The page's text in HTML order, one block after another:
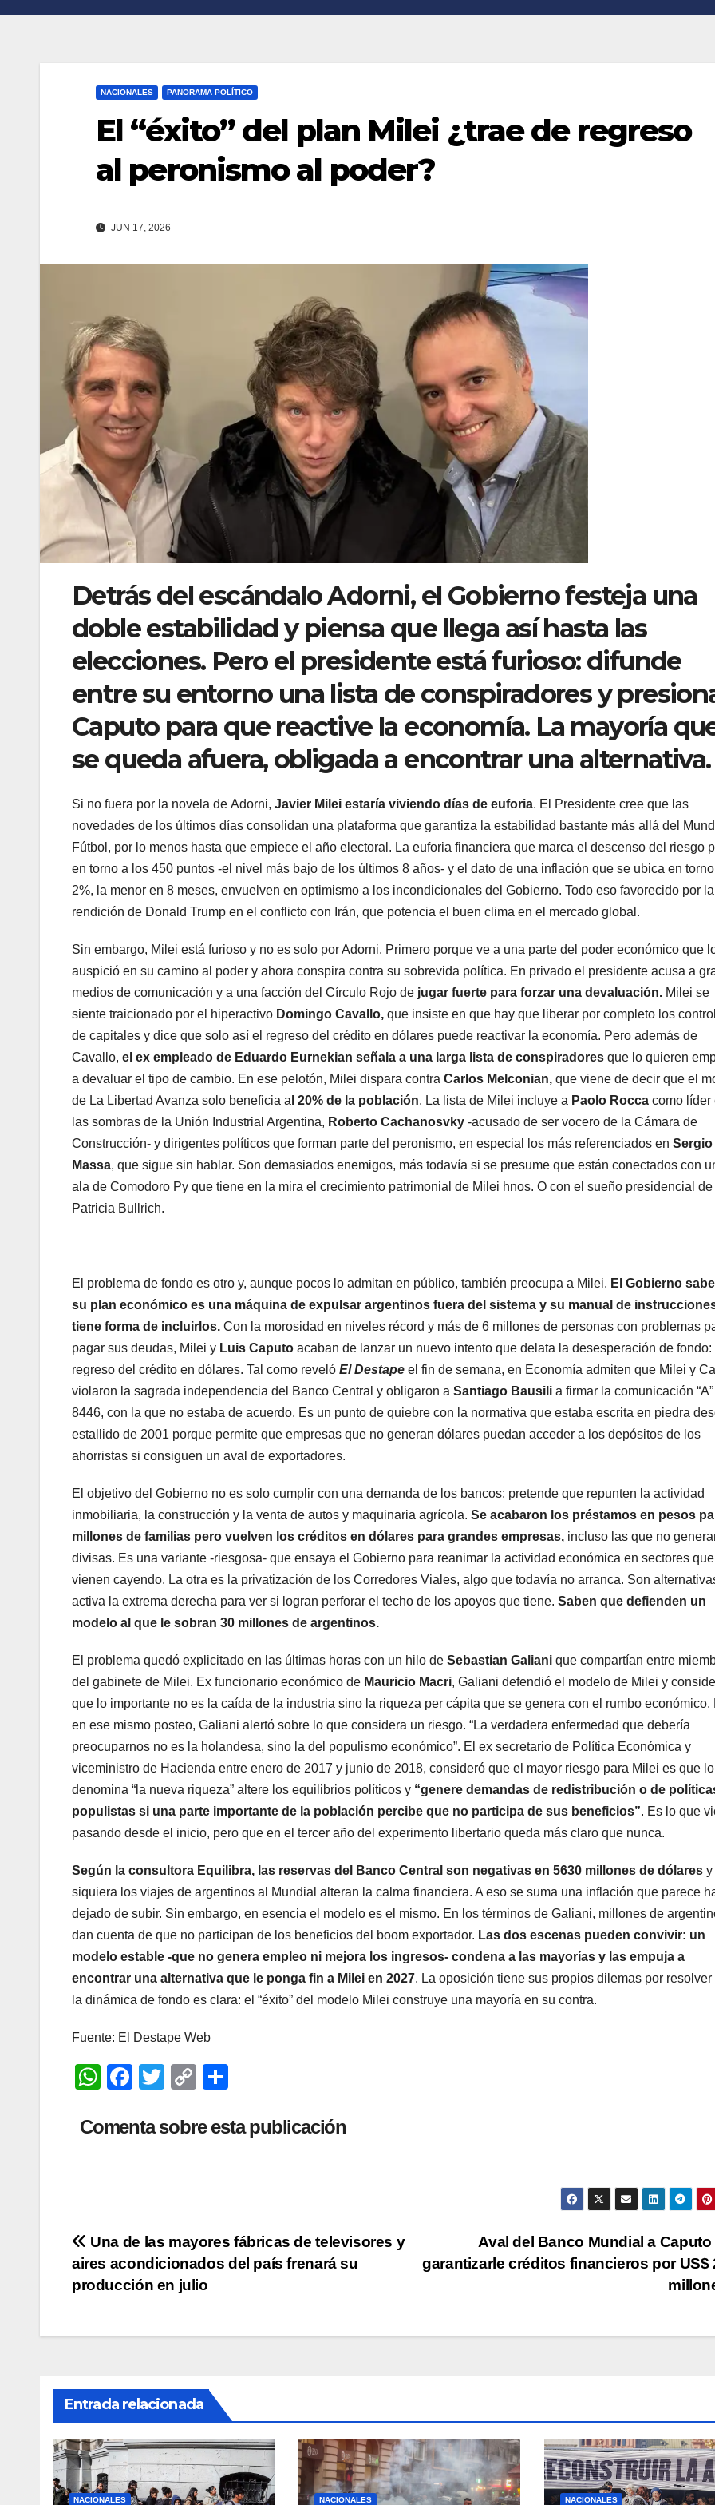
NACIONALES PANORAMA POLÍTICO
El “éxito” del plan Milei ¿trae de regreso
al peronismo al poder?
JUN 17, 2026
Detrás del escándalo Adorni, el Gobierno festeja una
doble estabilidad y piensa que llega así hasta las
elecciones. Pero el presidente está furioso: difunde
entre su entorno una lista de conspiradores y
Caputo para que reactive la economía. La mayoría
se queda afuera, obligada a encontrar una alternativa.
Si no fuera por la novela de Adorni, Javier Milei estaría viviendo días de euforia. El Presidente cree que las
novedades de los últimos días consolidan una plataforma que garantiza la estabilidad bastante más allá del
Fútbol, por lo menos hasta que empiece el año electoral. La euforia financiera que marca el descenso del riesgo
en torno a los 450 puntos -el nivel más bajo de los últimos 8 años- y el dato de una inflación que se ubica en torno
2%, la menor en 8 meses, envuelven en optimismo a los incondicionales del Gobierno. Todo eso favorecido por la
rendición de Donald Trump en el conflicto con Irán, que potencia el buen clima en el mercado global.
Sin embargo, Milei está furioso y no es solo por Adorni. Primero porque ve a una parte del poder económico que
auspició en su camino al poder y ahora conspira contra su sobrevida política. En privado el presidente acusa a
medios de comunicación y a una facción del Círculo Rojo de jugar fuerte para forzar una devaluación. Milei se
siente traicionado por el hiperactivo Domingo Cavallo, que insiste en que hay que liberar por completo los
de capitales y dice que solo así el regreso del crédito en dólares puede reactivar la economía. Pero además de
Cavallo, el ex empleado de Eduardo Eurnekian señala a una larga lista de conspiradores que lo quieren
a devaluar el tipo de cambio. En ese pelotón, Milei dispara contra Carlos Melconian, que viene de decir que el
de La Libertad Avanza solo beneficia a l 20% de la población. La lista de Milei incluye a Paolo Rocca como líder
las sombras de la Unión Industrial Argentina, Roberto Cachanosvky -acusado de ser vocero de la Cámara de
Construcción- y dirigentes políticos que forman parte del peronismo, en especial los más referenciados en Sergio
Massa, que sigue sin hablar. Son demasiados enemigos, más todavía si se presume que están conectados con
ala de Comodoro Py que tiene en la mira el crecimiento patrimonial de Milei hnos. O con el sueño presidencial de
Patricia Bullrich.
El problema de fondo es otro y, aunque pocos lo admitan en público, también preocupa a Milei. El Gobierno
su plan económico es una máquina de expulsar argentinos fuera del sistema y su manual de
tiene forma de incluirlos. Con la morosidad en niveles récord y más de 6 millones de personas con problemas
pagar sus deudas, Milei y Luis Caputo acaban de lanzar un nuevo intento que delata la desesperación de fondo:
regreso del crédito en dólares. Tal como reveló El Destape el fin de semana, en Economía admiten que Milei y
violaron la sagrada independencia del Banco Central y obligaron a Santiago Bausili a firmar la comunicación “A”
8446, con la que no estaba de acuerdo. Es un punto de quiebre con la normativa que estaba escrita en piedra
estallido de 2001 porque permite que empresas que no generan dólares puedan acceder a los depósitos de los
ahorristas si consiguen un aval de exportadores.
El objetivo del Gobierno no es solo cumplir con una demanda de los bancos: pretende que repunten la actividad
inmobiliaria, la construcción y la venta de autos y maquinaria agrícola. Se acabaron los préstamos en pesos
millones de familias pero vuelven los créditos en dólares para grandes empresas, incluso las que no
divisas. Es una variante -riesgosa- que ensaya el Gobierno para reanimar la actividad económica en sectores que
vienen cayendo. La otra es la privatización de los Corredores Viales, algo que todavía no arranca. Son
activa la extrema derecha para ver si logran perforar el techo de los apoyos que tiene. Saben que defienden un
modelo al que le sobran 30 millones de argentinos.
El problema quedó explicitado en las últimas horas con un hilo de Sebastian Galiani que compartían entre
del gabinete de Milei. Ex funcionario económico de Mauricio Macri, Galiani defendió el modelo de Milei y
que lo importante no es la caída de la industria sino la riqueza per cápita que se genera con el rumbo económico.
en ese mismo posteo, Galiani alertó sobre lo que considera un riesgo. “La verdadera enfermedad que debería
preocuparnos no es la holandesa, sino la del populismo económico”. El ex secretario de Política Económica y
viceministro de Hacienda entre enero de 2017 y junio de 2018, consideró que el mayor riesgo para Milei es que
denomina “la nueva riqueza” altere los equilibrios políticos y “genere demandas de redistribución o de
populistas si una parte importante de la población percibe que no participa de sus beneficios”. Es lo que
pasando desde el inicio, pero que en el tercer año del experimento libertario queda más claro que nunca.
Según la consultora Equilibra, las reservas del Banco Central son negativas en 5630 millones de dólares y
siquiera los viajes de argentinos al Mundial alteran la calma financiera. A eso se suma una inflación que parece
dejado de subir. Sin embargo, en esencia el modelo es el mismo. En los términos de Galiani, millones de
dan cuenta de que no participan de los beneficios del boom exportador. Las dos escenas pueden convivir: un
modelo estable -que no genera empleo ni mejora los ingresos- condena a las mayorías y las empuja a
encontrar una alternativa que le ponga fin a Milei en 2027. La oposición tiene sus propios dilemas por resolver
la dinámica de fondo es clara: el “éxito” del modelo Milei construye una mayoría en su contra.
Fuente: El Destape Web
W
at
F
c
o
k
T
tt
C
p
m
Comenta sobre esta publicación
Navegación
de
Aval del Banco Mundial a Caputo
garantizarle créditos financieros por US$
Una de las mayores fábricas de televisores y
aires acondicionados del país frenará su
producción en julio
Entrada relacionada
NACIONALES NACIONALES NACIONALES
n